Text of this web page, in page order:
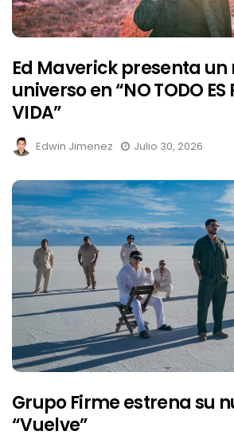
Ed Maverick presenta un
universo en “NO TODO ES
VIDA”
Edwin Jimenez Julio 30, 2026
Grupo Firme estrena su
“Vuelve”